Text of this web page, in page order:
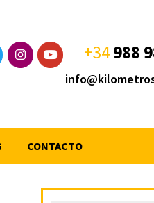
+34 988
CONTACTO